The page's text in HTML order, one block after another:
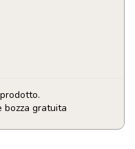
bozza gratuita